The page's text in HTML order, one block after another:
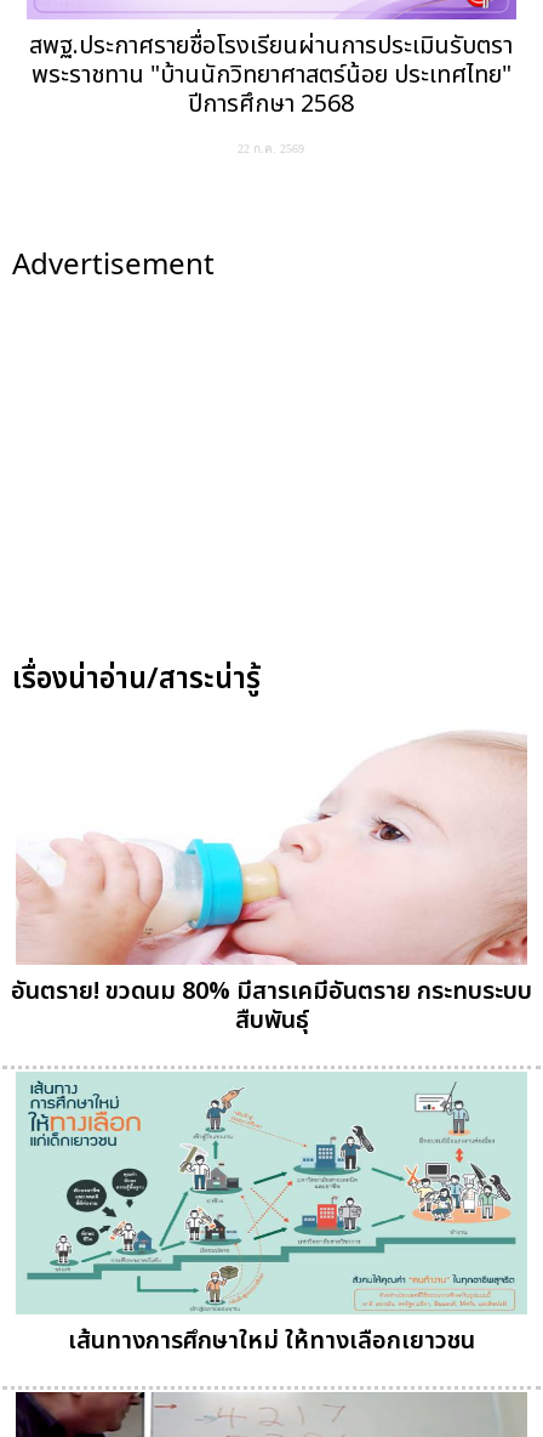
สพฐ.ประกาศรายชื่อโรงเรียนผ่านการประเมินรับตรา
พระราชทาน "บ้านนักวิทยาศาสตร์น้อย ประเทศไทย"
ปีการศึกษา 2568
22 ก.ค. 2569
Advertisement
เรื่องน่าอ่าน/สาระน่ารู้
อันตราย! ขวดนม 80% มีสารเคมีอันตราย กระทบระบบ
สืบพันธุ์
เส้นทางการศึกษาใหม่ ให้ทางเลือกเยาวชน